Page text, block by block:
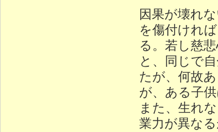
因果が壊れ
を傷付けれ
る。若し慈
と、同じで
たが、何故
が、ある子
また、生れ
業力が異な